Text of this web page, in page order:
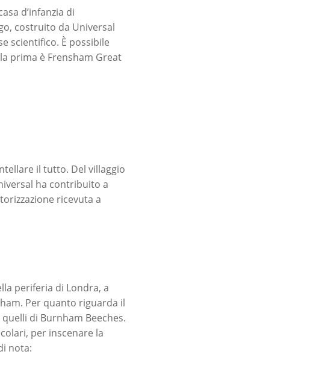
d’infanzia di
costruito da Universal
scientifico. È possibile
prima è Frensham Great
il tutto. Del villaggio
ha contribuito a
ricevuta a
periferia di Londra, a
Per quanto riguarda il
quelli di Burnham Beeches.
per inscenare la
nota: